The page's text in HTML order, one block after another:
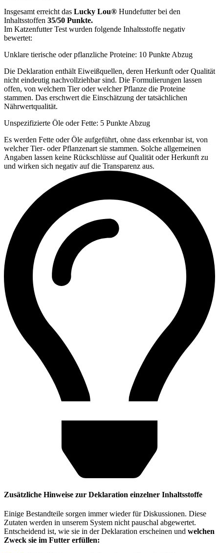
Insgesamt erreicht das Lucky Lou® Hundefutter bei den
Inhaltsstoffen 35/50 Punkte.
Im Katzenfutter Test wurden folgende Inhaltsstoffe negativ
bewertet:
Unklare tierische oder pflanzliche Proteine: 10 Punkte Abzug
Die Deklaration enthält Eiweißquellen, deren Herkunft oder Qualität
nicht eindeutig nachvollziehbar sind. Die Formulierungen lassen
offen, von welchem Tier oder welcher Pflanze die Proteine
stammen. Das erschwert die Einschätzung der tatsächlichen
Nährwertqualität.
Unspezifizierte Öle oder Fette: 5 Punkte Abzug
Es werden Fette oder Öle aufgeführt, ohne dass erkennbar ist, von
welcher Tier- oder Pflanzenart sie stammen. Solche allgemeinen
Angaben lassen keine Rückschlüsse auf Qualität oder Herkunft zu
und wirken sich negativ auf die Transparenz aus.
Zusätzliche Hinweise zur Deklaration einzelner Inhaltsstoffe
Einige Bestandteile sorgen immer wieder für Diskussionen. Diese
Zutaten werden in unserem System nicht pauschal abgewertet.
Entscheidend ist, wie sie in der Deklaration erscheinen und welchen
Zweck sie im Futter erfüllen: